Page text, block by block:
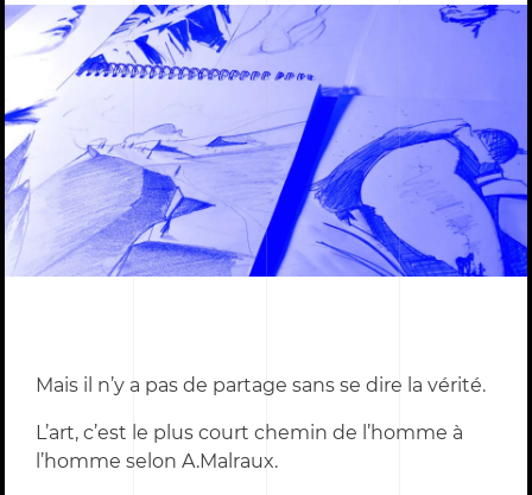
je fais
je suis
Mais il n’y a pas de partage sans se dire la vérité.
L’art, c’est le plus court chemin de l’homme à
l’homme selon A.Malraux.